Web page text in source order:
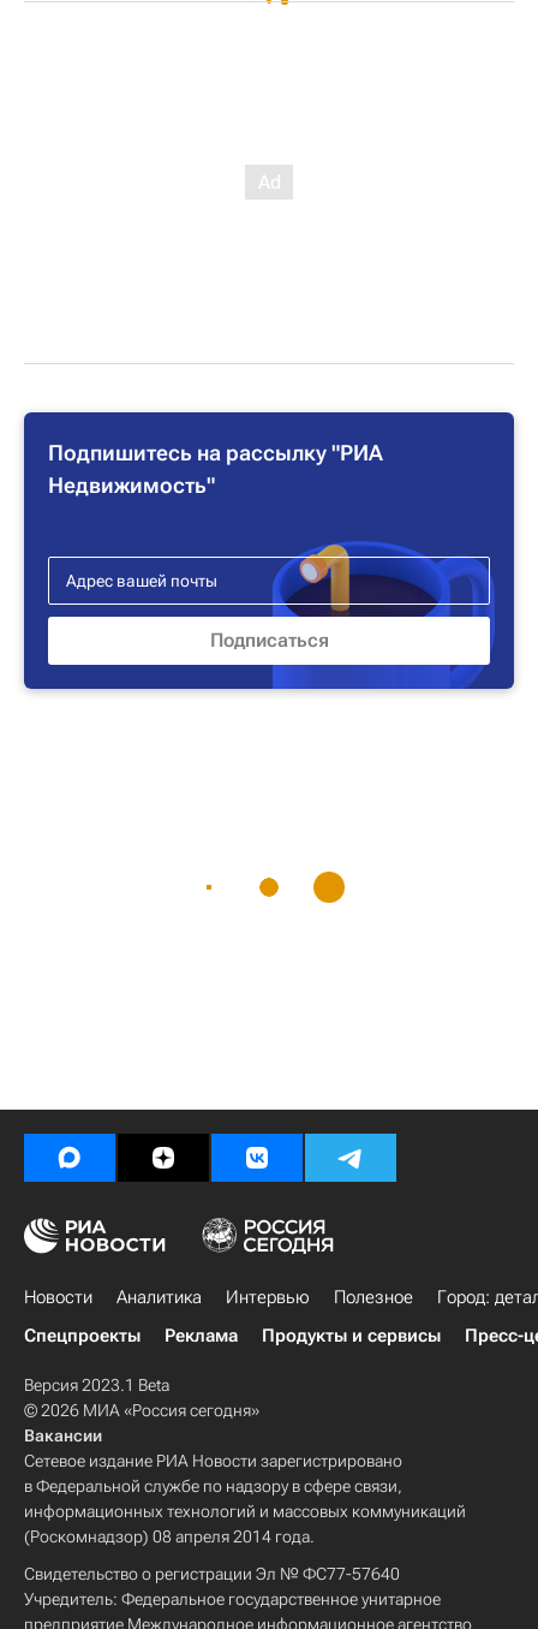
Подпишитесь на рассылку "РИА
Недвижимость"
Новости Аналитика Интервью Полезное
Город:
Спецпроекты
Реклама Продукты и сервисы Пресс-
Версия 2023.1 Beta
© 2026 МИА «Россия сегодня»
Вакансии
Сетевое издание РИА Новости зарегистрировано
в Федеральной службе по надзору в сфере связи,
информационных технологий и массовых коммуникаций
(Роскомнадзор) 08 апреля 2014 года.
Свидетельство о регистрации Эл № ФС77-57640
Учредитель: Федеральное государственное унитарное
предприятие Международное информационное агентство